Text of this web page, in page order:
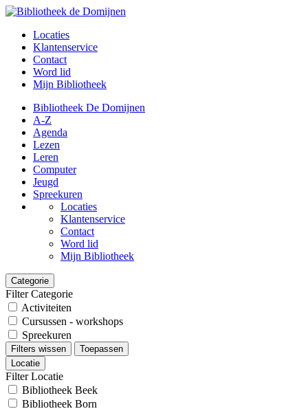
Locaties
Klantenservice
Contact
Word lid
Mijn Bibliotheek
Bibliotheek De Domijnen
A-Z
Agenda
Lezen
Leren
Computer
Jeugd
Spreekuren
Locaties
Klantenservice
Contact
Word lid
Mijn Bibliotheek
Categorie
Filter Categorie
Activiteiten
Cursussen - workshops
Spreekuren
Filters wissen
Toepassen
Locatie
Filter Locatie
Bibliotheek Beek
Bibliotheek Born